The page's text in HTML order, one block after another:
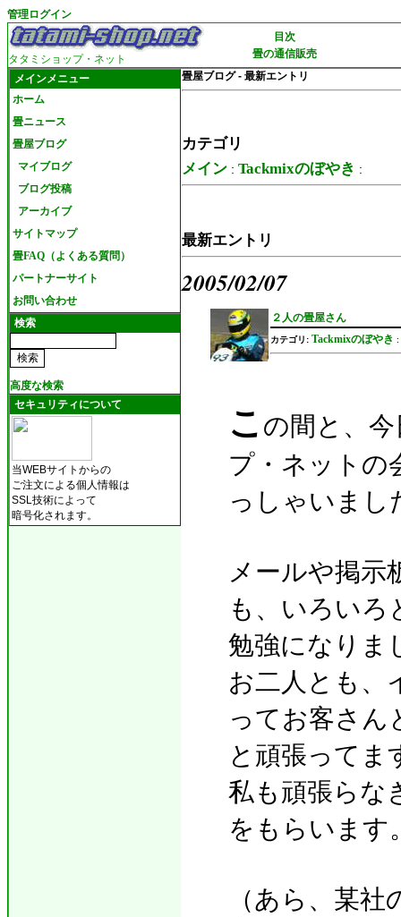
管理ログイン
タタミショップ・ネット
目次
畳の通信販売
メインメニュー
ホーム
畳ニュース
畳屋ブログ
マイブログ
ブログ投稿
アーカイブ
サイトマップ
畳FAQ（よくある質問）
パートナーサイト
お問い合わせ
検索
高度な検索
セキュリティについて
当WEBサイトからの
ご注文による個人情報は
SSL技術によって
暗号化されます。
畳屋ブログ - 最新エントリ
カテゴリ
メイン : Tackmixのぼやき :
最新エントリ
2005/02/07
２人の畳屋さん
カテゴリ: Tackmixのぼやき :
この間と、
プ・ネットの
っしゃいまし
メールや掲示
も、いろいろ
勉強になりま
お二人とも、
ってお客さん
と頑張ってま
私も頑張らな
をもらいます
（あら、某